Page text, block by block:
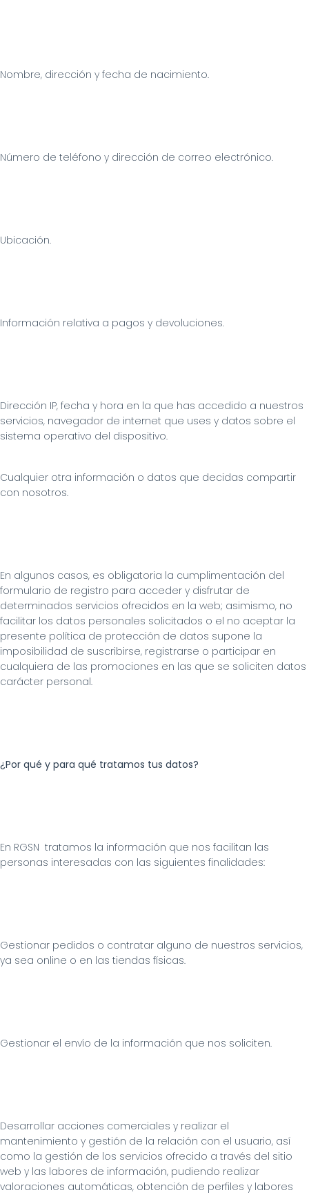
Nombre, dirección y fecha de nacimiento.
Número de teléfono y dirección de correo electrónico.
Ubicación.
Información relativa a pagos y devoluciones.
Dirección IP, fecha y hora en la que has accedido a nuestros
servicios, navegador de internet que uses y datos sobre el
sistema operativo del dispositivo.
Cualquier otra información o datos que decidas compartir
con nosotros.
En algunos casos, es obligatoria la cumplimentación del
formulario de registro para acceder y disfrutar de
determinados servicios ofrecidos en la web; asimismo, no
facilitar los datos personales solicitados o el no aceptar la
presente política de protección de datos supone la
imposibilidad de suscribirse, registrarse o participar en
cualquiera de las promociones en las que se soliciten datos
carácter personal.
¿Por qué y para qué tratamos tus datos?
En RGSN  tratamos la información que nos facilitan las
personas interesadas con las siguientes finalidades:
Gestionar pedidos o contratar alguno de nuestros servicios,
ya sea online o en las tiendas físicas.
Gestionar el envío de la información que nos soliciten.
Desarrollar acciones comerciales y realizar el
mantenimiento y gestión de la relación con el usuario, así
como la gestión de los servicios ofrecido a través del sitio
web y las labores de información, pudiendo realizar
valoraciones automáticas, obtención de perfiles y labores